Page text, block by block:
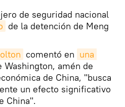
de seguridad nacional
de la detención de Meng
comentó en una
Washington, amén de
de China, "busca
un efecto significativo
China".